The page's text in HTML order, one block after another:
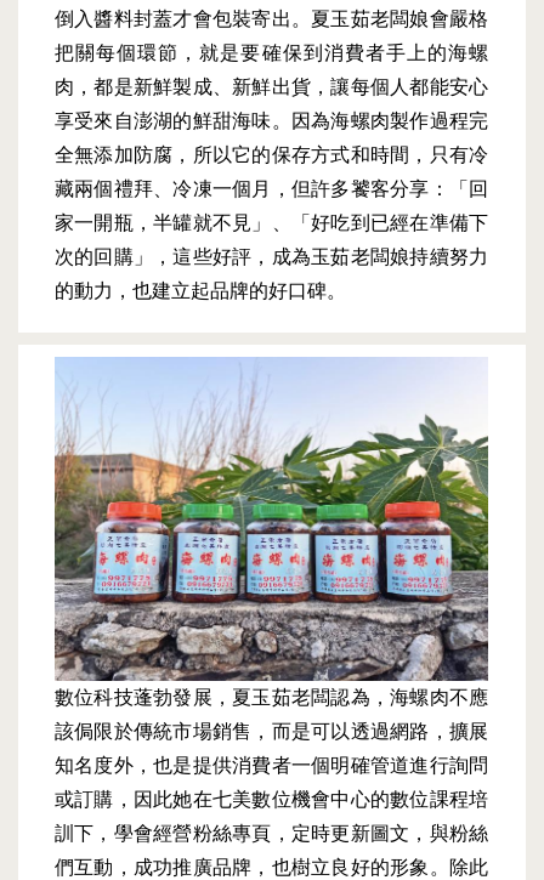
倒入醬料封蓋才會包裝寄出。夏玉茹老闆娘會嚴格
把關每個環節，就是要確保到消費者手上的海螺
肉，都是新鮮製成、新鮮出貨，讓每個人都能安心
享受來自澎湖的鮮甜海味。因為海螺肉製作過程完
全無添加防腐，所以它的保存方式和時間，只有冷
藏兩個禮拜、冷凍一個月，但許多饕客分享：「回
家一開瓶，半罐就不見」、「好吃到已經在準備下
次的回購」，這些好評，成為玉茹老闆娘持續努力
的動力，也建立起品牌的好口碑。
數位科技蓬勃發展，夏玉茹老闆認為，海螺肉不應
該侷限於傳統市場銷售，而是可以透過網路，擴展
知名度外，也是提供消費者一個明確管道進行詢問
或訂購，因此她在七美數位機會中心的數位課程培
訓下，學會經營粉絲專頁，定時更新圖文，與粉絲
們互動，成功推廣品牌，也樹立良好的形象。除此